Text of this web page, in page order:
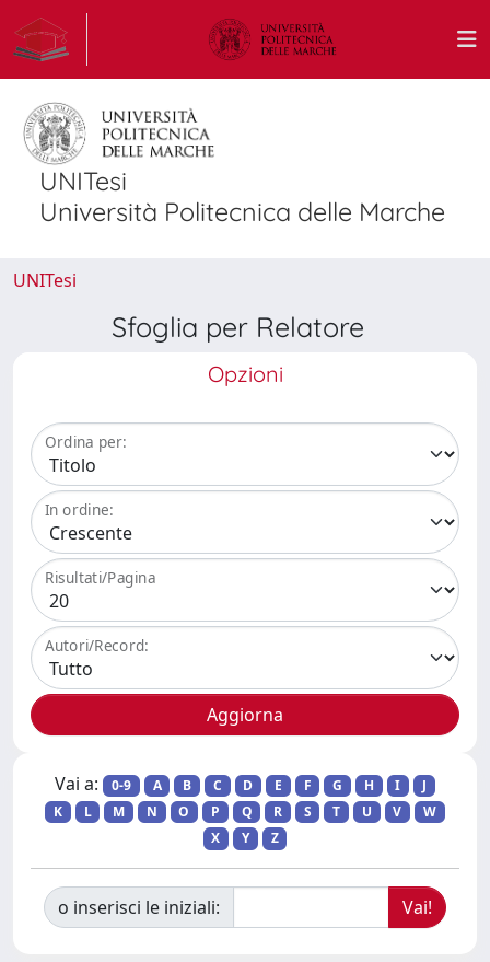
UNITesi
Università Politecnica delle Marche
UNITesi
Sfoglia per Relatore
Opzioni
Ordina per:
In ordine:
Risultati/Pagina
Autori/Record:
Vai a: 0-9 A B C D E F G H I
J
K
L M N O P Q R S T U V
W
X
Y Z
o inserisci le iniziali: